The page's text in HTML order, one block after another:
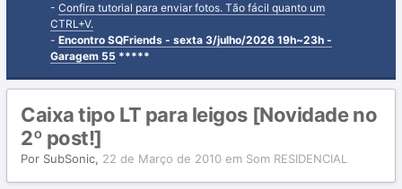
- Confira tutorial para enviar fotos. Tão fácil quanto um
CTRL+V.
- Encontro SQFriends - sexta 3/julho/2026 19h~23h -
Garagem 55 *****
Caixa tipo LT para leigos [Novidade no
2º post!]
Por SubSonic, 22 de Março de 2010 em Som RESIDENCIAL